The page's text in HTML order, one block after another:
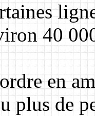
40
en
plus de